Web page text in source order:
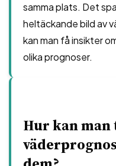
samma plats. Det
heltäckande bild av
kan man få insikter
olika prognoser.
Hur kan